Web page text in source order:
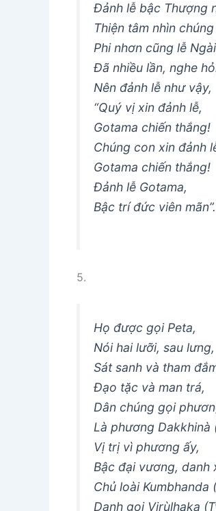
Ðảnh lễ bậc Thượng
Thiện tâm nhìn
Phi nhơn cũng lễ
Ðã nhiều lần, nghe
Nên đảnh lễ như vậy,
“Quý vị xin đảnh lễ,
Gotama chiến thắng!
Chúng con xin đảnh
Gotama chiến thắng!
Ðảnh lễ Gotama,
Bậc trí đức viên mãn”.
5.
Họ được gọi Peta,
Nói hai lưỡi, sau lưng,
Sát sanh và tham
Ðạo tặc và man trá,
Dân chúng gọi
Là phương Dakkhinà
Vị trị vì phương ấy,
Bậc đại vương, danh
Chủ loài
Danh gọi Virùlhaka